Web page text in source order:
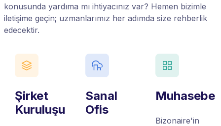
konusunda yardıma mı ihtiyacınız var? Hemen bizimle
iletişime geçin; uzmanlarımız her adımda size rehberlik
edecektir.
Şirket
Kuruluşu
Sanal
Ofis
Muhasebe
Bizonaire'in